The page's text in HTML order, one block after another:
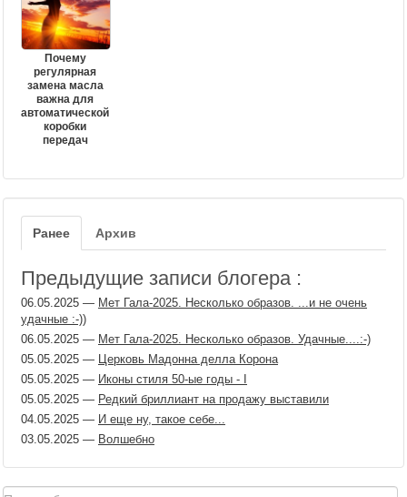
Почему
регулярная
замена масла
важна для
автоматической
коробки
передач
Ранее Архив
Предыдущие записи блогера :
06.05.2025 — Мет Гала-2025. Несколько образов. ...и не очень
удачные :-))
06.05.2025 — Мет Гала-2025. Несколько образов. Удачные....:-)
05.05.2025 — Церковь Мадонна делла Корона
05.05.2025 — Иконы стиля 50-ые годы - I
05.05.2025 — Редкий бриллиант на продажу выставили
04.05.2025 — И еще ну, такое себе...
03.05.2025 — Волшебно